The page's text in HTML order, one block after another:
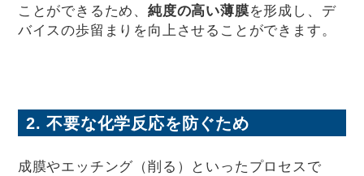
ことができるため、純度の高い薄膜を形成し、デ
バイスの歩留まりを向上させることができます。
2. 不要な化学反応を防ぐため
成膜やエッチング（削る）といったプロセスで